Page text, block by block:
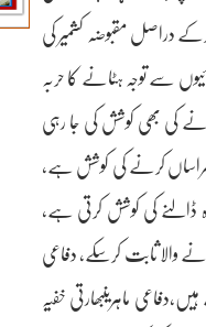
دراصل مقبوضہ کشمیر کی
سے توجہ ہٹانے کا حربہ
کی بھی کوشش کی جا رہی
ہراساں کرنے کی کوشش ہے،
ڈالنے کی کوشش کرتی ہے،
والا ثابت کرسکے، دفاعی
ماہرینبھارتی خفیہ